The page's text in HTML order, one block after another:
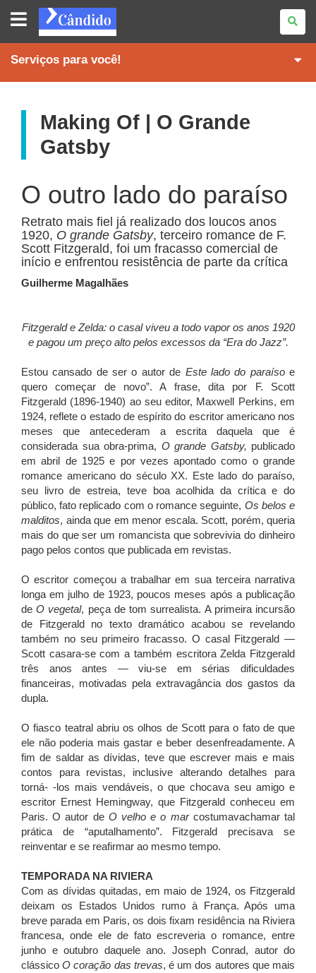
REVISTA
CÂNDIDO
Serviços para você!
Making Of | O Grande
Gatsby
O outro lado do paraíso
Retrato mais fiel já realizado dos loucos anos
1920, O grande Gatsby, terceiro romance de F.
Scott Fitzgerald, foi um fracasso comercial de
início e enfrentou resistência de parte da crítica
Guilherme Magalhães
Fitzgerald e Zelda: o casal viveu a todo vapor os anos 1920
e pagou um preço alto pelos excessos da “Era do Jazz”.
Estou cansado de ser o autor de Este lado do paraísoe
quero começar de novo”. A frase, dita por F. Scott
Fitzgerald (1896-1940) ao seu editor, Maxwell Perkins, em
1924, reflete o estado de espírito do escritor americano nos
meses que antecederam a escrita daquela que é
considerada sua obra-prima, O grande Gatsby, publicado
em abril de 1925 e por vezes apontado como o grande
romance americano do século XX. Este lado do paraíso,
seu livro de estreia, teve boa acolhida da crítica e do
público, fato replicado com o romance seguinte, Os belos e
malditos, ainda que em menor escala. Scott, porém, queria
mais do que ser um romancista que sobrevivia do dinheiro
pago pelos contos que publicada em revistas.
O escritor começou a trabalhar em sua terceira narrativa
longa em julho de 1923, poucos meses após a publicação
deO vegetal, peça de tom surrealista. A primeira incursão
de Fitzgerald no texto dramático acabou se revelando
também no seu primeiro fracasso. O casal Fitzgerald —
Scott casara-se com a também escritora Zelda Fitzgerald
três anos antes — viu-se em sérias dificuldades
financeiras, motivadas pela extravagância dos gastos da
dupla.
O fiasco teatral abriu os olhos de Scott para o fato de que
ele não poderia mais gastar e beber desenfreadamente. A
fim de saldar as dívidas, teve que escrever mais e mais
contos para revistas, inclusive alterando detalhes para
torná- -los mais vendáveis, o que chocava seu amigo e
escritor Ernest Hemingway, que Fitzgerald conheceu em
Paris. O autor deO velho e o marcostumavachamar tal
prática de “aputalhamento”. Fitzgerald precisava se
reinventar e se reafirmar ao mesmo tempo.
TEMPORADA NA RIVIERA
Com as dívidas quitadas, em maio de 1924, os Fitzgerald
deixam os Estados Unidos rumo à França. Após uma
breve parada em Paris, os dois fixam residência na Riviera
francesa, onde ele de fato escreveria o romance, entre
junho e outubro daquele ano. Joseph Conrad, autor do
clássicoO coração das trevas, é um dos autores que mais